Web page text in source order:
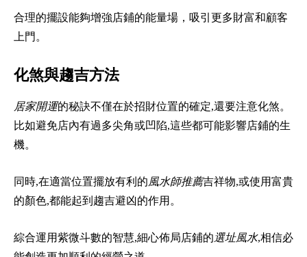
合理的擺設能夠增強店鋪的能量場，吸引更多財富和顧客
上門。
化煞與趨吉方法
居家開運的秘訣不僅在於招財位置的確定,還要注意化煞。
比如避免店內有過多尖角或凹陷,這些都可能影響店鋪的生
機。
同時,在適當位置擺放有利的風水師推薦吉祥物,或使用富貴
的顏色,都能起到趨吉避凶的作用。
綜合運用紫微斗數的智慧,細心佈局店鋪的選址風水,相信必